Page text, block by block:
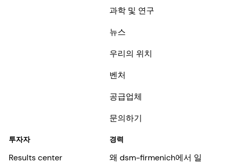
과학 및 연구
뉴스
우리의 위치
벤처
공급업체
문의하기
투자자
Results center
경력
왜 dsm-firmenich에서 일